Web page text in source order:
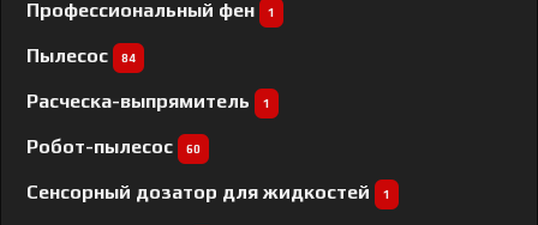
Профессиональный фен 1
Пылесос 84
Расческа-выпрямитель 1
Робот-пылесос 60
Сенсорный дозатор для жидкостей 1